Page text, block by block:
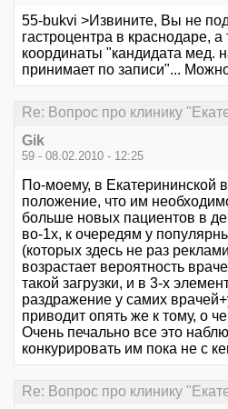
55-bukvi >Извините, Вы не
гастроцентра в краснодаре, а
координаты "кандидата мед.
принимает по записи"...
Re: Вопрос про клинику
Gik
59 - 08.02.2010 - 12:25
По-моему, в Екатерининской
положение, что им
больше новых пациентов в
во-1х, к очередям у
(которых здесь не раз
возрастает вероятность
такой загрузки, и в 3-х
раздражение у самих
приводит опять же к тому, о
Очень печально все это
конкурировать им пока не с
Re: Вопрос про клинику